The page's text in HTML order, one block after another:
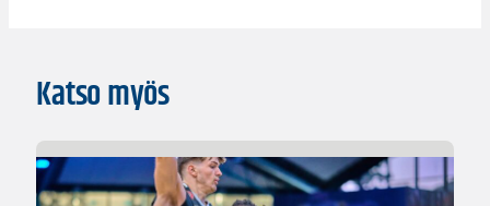
Katso myös